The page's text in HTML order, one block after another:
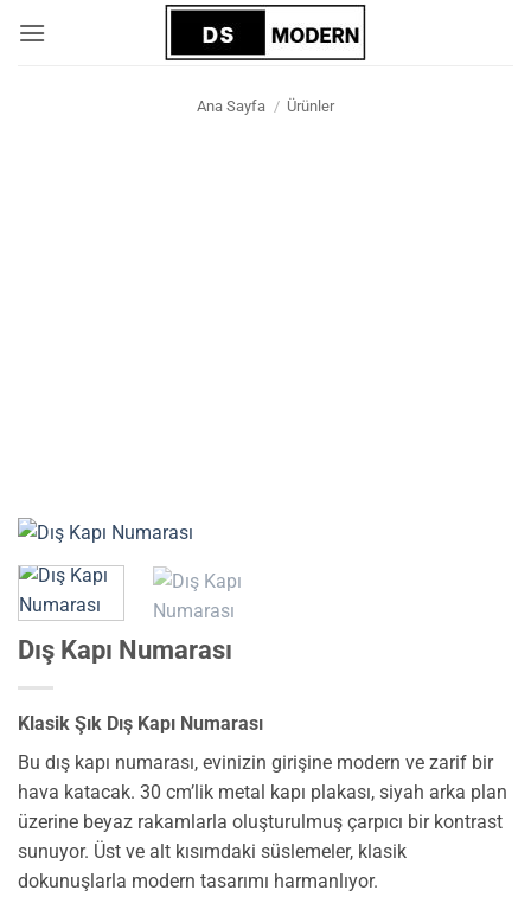
atla
Ana Sayfa / Ürünler
Dış Kapı Numarası
Klasik Şık Dış Kapı Numarası
Bu dış kapı numarası, evinizin girişine modern ve zarif bir
hava katacak. 30 cm’lik metal kapı plakası, siyah arka plan
üzerine beyaz rakamlarla oluşturulmuş çarpıcı bir kontrast
sunuyor. Üst ve alt kısımdaki süslemeler, klasik
dokunuşlarla modern tasarımı harmanlıyor.